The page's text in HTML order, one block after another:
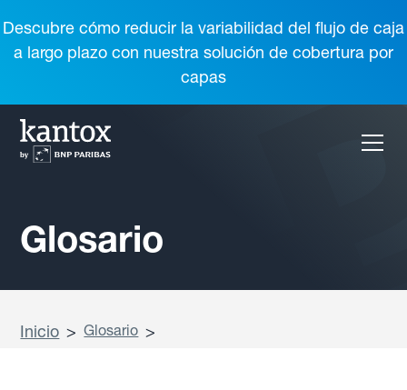
Descubre cómo reducir la variabilidad del flujo de caja
a largo plazo con nuestra solución de cobertura por
capas
Glosario
Inicio > Glosario >